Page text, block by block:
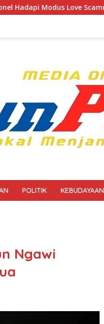
yang Kian Kompleks
POLITIK KEBUDAYAAN
Ngawi